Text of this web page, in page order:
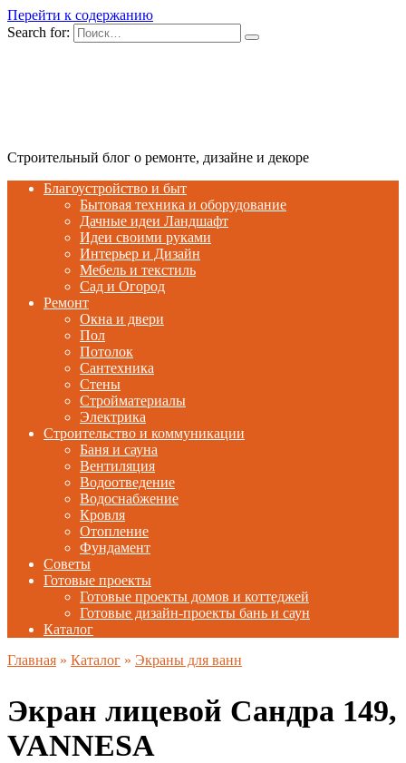
Перейти к содержанию
Search for:
Строительный блог о ремонте, дизайне и декоре
Благоустройство и быт
Бытовая техника и оборудование
Дачные идеи Ландшафт
Идеи своими руками
Интерьер и Дизайн
Мебель и текстиль
Сад и Огород
Ремонт
Окна и двери
Пол
Потолок
Сантехника
Стены
Стройматериалы
Электрика
Строительство и коммуникации
Баня и сауна
Вентиляция
Водоотведение
Водоснабжение
Кровля
Отопление
Фундамент
Советы
Готовые проекты
Готовые проекты домов и коттеджей
Готовые дизайн-проекты бань и саун
Каталог
Главная » Каталог » Экраны для ванн
Экран лицевой Сандра 149,
VANNESA